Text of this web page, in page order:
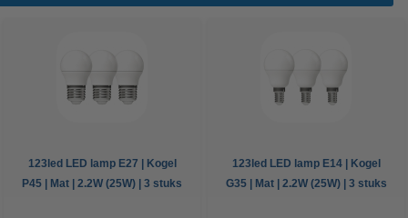
123led LED lamp E27 | Kogel
P45 | Mat | 2.2W (25W) | 3 stuks
123led LED lamp E14 | Kogel
G35 | Mat | 2.2W (25W) | 3 stuks